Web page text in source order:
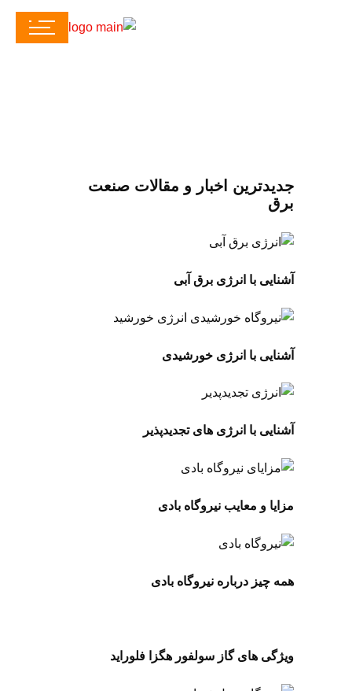
جدیدترین اخبار و مقالات صنعت
برق
آشنایی با انرژی برق آبی
آشنایی با انرژی خورشیدی
آشنایی با انرژی های تجدیدپذیر
مزایا و معایب نیروگاه بادی
همه چیز درباره نیروگاه بادی
ویژگی های گاز سولفور هگزا فلوراید